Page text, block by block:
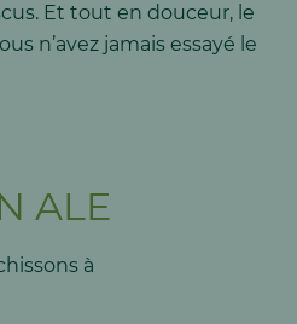
Et tout en douceur, le
n’avez jamais essayé le
ALE
à